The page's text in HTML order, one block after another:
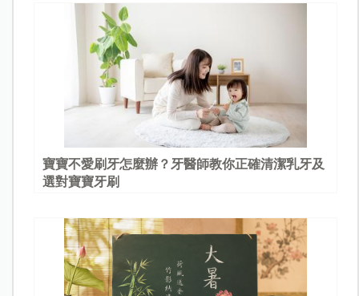
寶寶不愛刷牙怎麼辦？牙醫師教你正確清潔乳牙及
選對寶寶牙刷